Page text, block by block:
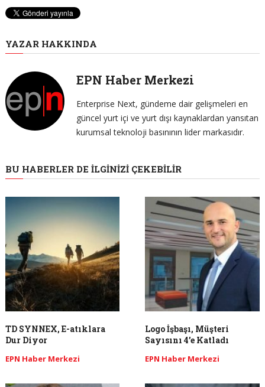
YAZAR HAKKINDA
EPN Haber Merkezi
Enterprise Next, gündeme dair gelişmeleri en
güncel yurt içi ve yurt dışı kaynaklardan yansıtan
kurumsal teknoloji basınının lider markasıdır.
BU HABERLER DE İLGINIZI ÇEKEBILIR
TD SYNNEX, E-atıklara
Dur Diyor
EPN Haber Merkezi
Logo İşbaşı, Müşteri
Sayısını 4’e Katladı
EPN Haber Merkezi